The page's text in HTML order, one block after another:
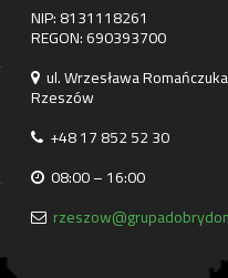
NIP: 8131118261
REGON: 690393700
ul. Wrzesława
Rzeszów
+48 17 852 52 30
08:00 – 16:00